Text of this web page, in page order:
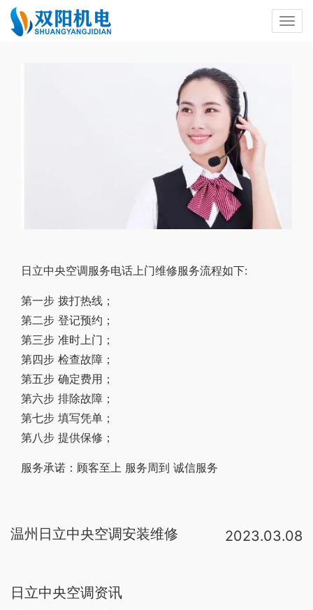
日立中央空调服务电话上门维修服务流程如下:
第一步 拨打热线；
第二步 登记预约；
第三步 准时上门；
第四步 检查故障；
第五步 确定费用；
第六步 排除故障；
第七步 填写凭单；
第八步 提供保修；
服务承诺：顾客至上 服务周到 诚信服务
温州日立中央空调安装维修 2023.03.08
日立中央空调资讯